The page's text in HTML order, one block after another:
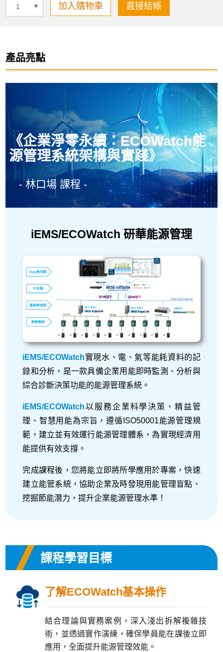
加入購物車 直接結帳
加入購物車
產品已加入購物車
> 前往結帳
產品亮點
《企業淨零永續：ECOWatch能
源管理系統架構與實踐》
- 林口場 課程 -
iEMS/ECOWatch 研華能源管理
iEMS/ECOWatch實現水、電、氣等能耗資料的記
錄和分析，是一款具備企業用能即時監測、分析與
綜合診斷決策功能的能源管理系統。
iEMS/ECOWatch以服務企業科學決策、精益管
理、智慧用能為宗旨，遵循ISO50001能源管理規
範，建立並有效運行能源管理體系，為實現經濟用
能提供有效支撐。
完成課程後，您將能立即將所學應用於專案，快速
建立能管系統，協助企業及時發現用能管理盲點、
挖掘節能潛力，提升企業能源管理水準！
課程學習目標
了解ECOWatch基本操作
結合理論與實務案例，深入淺出拆解複雜技
術，並透過實作演練，確保學員能在課後立即
應用，全面提升能源管理效能。